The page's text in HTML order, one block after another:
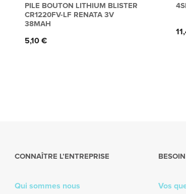
PILE BOUTON LITHIUM BLISTER
CR1220FV-LF RENATA 3V
38MAH
Prix
5,10 €
CONNAÎTRE L’ENTREPRISE
Qui sommes nous Vos